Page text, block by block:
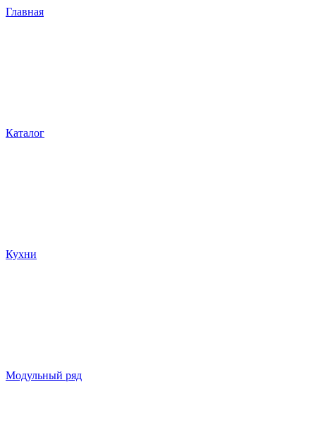
Главная
Каталог
Кухни
Модульный ряд